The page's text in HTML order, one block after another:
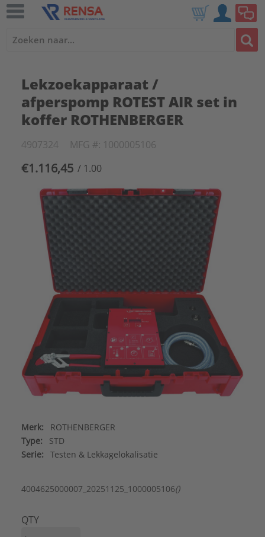
Lekzoekapparaat /
afperspomp ROTEST AIR set in
koffer ROTHENBERGER
4907324 MFG #: 1000005106
€1.116,45 / 1.00
Merk:
ROTHENBERGER
Type:
STD
Serie:
Testen & Lekkagelokalisatie
4004625000007_20251125_1000005106()
QTY